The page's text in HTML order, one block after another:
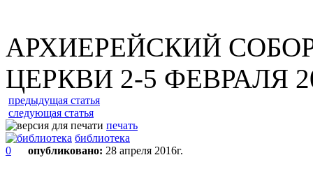
АРХИЕРЕЙСКИЙ
ЦЕРКВИ 2-5 ФЕВРАЛЯ
предыдущая статья
следующая статья
печать
библиотека
0
опубликовано: 28 апреля 2016г.